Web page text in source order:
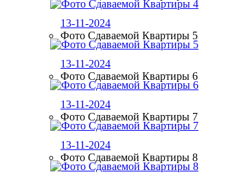
13-11-2024
Фото Сдаваемой Квартиры 5
13-11-2024
Фото Сдаваемой Квартиры 6
13-11-2024
Фото Сдаваемой Квартиры 7
13-11-2024
Фото Сдаваемой Квартиры 8